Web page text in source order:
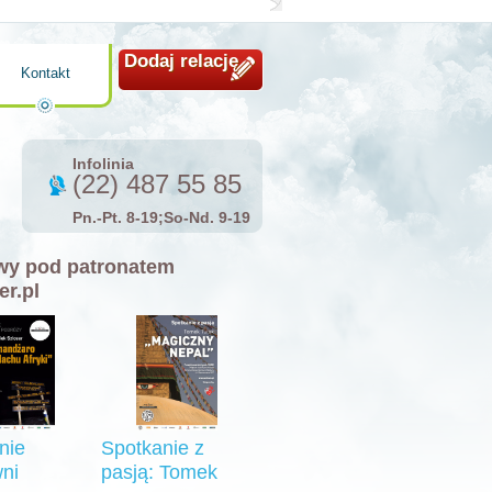
Dodaj relację
Kontakt
Infolinia
(22) 487 55 85
Pn.-Pt. 8-19;So-Nd. 9-19
pod patronatem
Spotkanie z
pasją: Tomek